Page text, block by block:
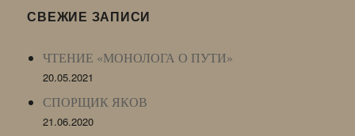
LJ
СВЕЖИЕ ЗАПИСИ
ЧТЕНИЕ «МОНОЛОГА О ПУТИ»
20.05.2021
СПОРЩИК ЯКОВ
21.06.2020